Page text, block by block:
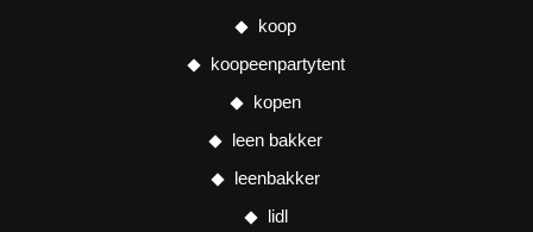
koop
koopeenpartytent
kopen
leen bakker
leenbakker
lidl